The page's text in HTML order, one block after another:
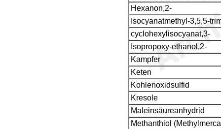
Hexanon,2-
Isocyanatmethyl-3,5,5-
cyclohexylisocyanat,3-
Isopropoxy-ethanol,2-
Kampfer
Keten
Kohlenoxidsulfid
Kresole
Maleinsäureanhydrid
Methanthiol